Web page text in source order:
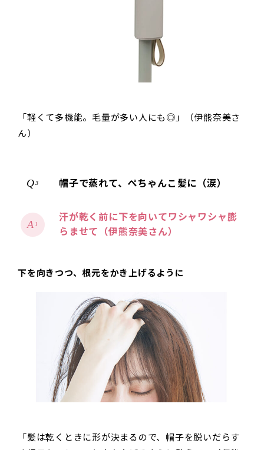
「軽くて多機能。毛量が多い人にも◎」（伊熊奈美さ
ん）
3 帽子で蒸れて、ぺちゃんこ髪に（涙）
1
汗が乾く前に下を向いてワシャワシャ膨
らませて（伊熊奈美さん）
下を向きつつ、根元をかき上げるように
「髪は乾くときに形が決まるので、帽子を脱いだらす